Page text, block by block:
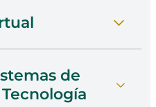
Observatorio
De Ayuda
de